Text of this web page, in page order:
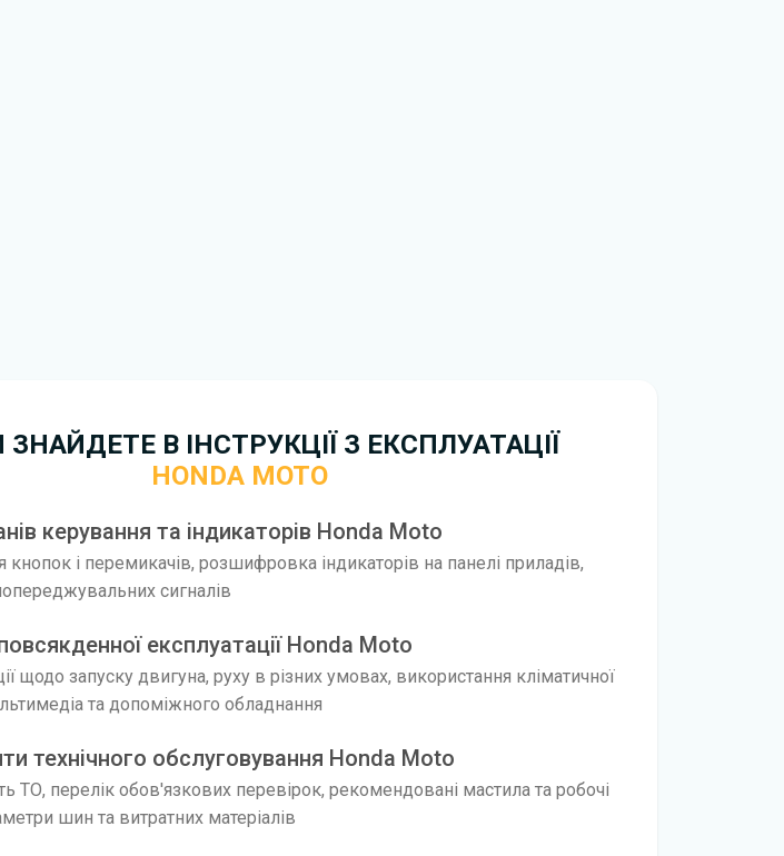
В ІНСТРУКЦІЇ З ЕКСПЛУАТАЦІЇ
HONDA MOTO
керування та індикаторів Honda Moto
кнопок і перемикачів, розшифровка індикаторів на панелі приладів,
сигналів
експлуатації Honda Moto
щодо запуску двигуна, руху в різних умовах, використання кліматичної
та допоміжного обладнання
технічного обслуговування Honda Moto
ТО, перелік обов'язкових перевірок, рекомендовані мастила та робочі
шин та витратних матеріалів